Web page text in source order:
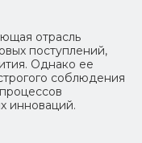
отрасль
поступлений,
Однако ее
соблюдения
инноваций.